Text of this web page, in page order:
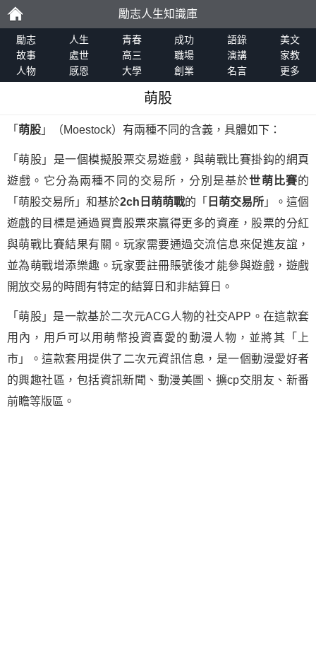
勵
志
勵志人生知識庫
勵志 人生 青春 成功 語錄
美文
故事
處世 高三 職場 演講
家教
人物
感恩 大學 創業 名言 更多
萌股
「 萌股 」（Moestock）有兩種不同的含義，具體如下：
「萌股」是一個模擬股票交易遊戲，與萌戰比賽掛鈎的網頁
遊戲。它分為兩種不同的交易所，分別是基於世萌比賽的
「萌股交易所」和基於2ch日萌萌戰的「 日萌交易所 」。這個
遊戲的目標是通過買賣股票來贏得更多的資產，股票的分紅
與萌戰比賽結果有關。玩家需要通過交流信息來促進友誼，
並為萌戰增添樂趣。玩家要註冊賬號後才能參與遊戲，遊戲
開放交易的時間有特定的結算日和非結算日。
「萌股」是一款基於二次元ACG人物的社交APP。在這款套
用內，用戶可以用萌幣投資喜愛的動漫人物，並將其「上
市」。這款套用提供了二次元資訊信息，是一個動漫愛好者
的興趣社區，包括資訊新聞、動漫美圖、擴cp交朋友、新番
前瞻等版區。